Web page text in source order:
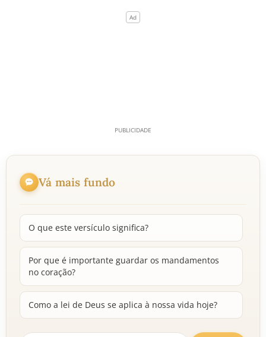
Vá mais fundo
O que este versículo significa?
Por que é importante guardar os mandamentos
no coração?
Como a lei de Deus se aplica à nossa vida hoje?